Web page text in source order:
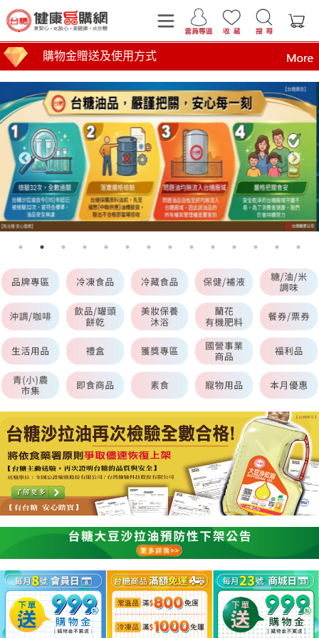
購物金贈送及使用方式
運費計算標準
商品到貨時間說明
台糖產品這裡買 健康美味帶回家
買安心 吃放心 要健康 找台糖
台糖產品 食在安心 查驗報告在這裡
全臺第1家最環保國營企業！榮獲行政院環境部網購包